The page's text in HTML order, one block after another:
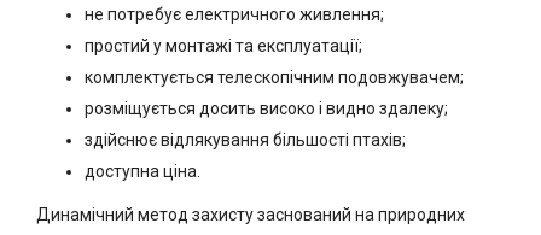
не потребує електричного живлення;
простий у монтажі та експлуатації;
комплектується телескопічним подовжувачем;
розміщується досить високо і видно здалеку;
здійснює відлякування більшості птахів;
доступна ціна.
Динамічний метод захисту заснований на природних